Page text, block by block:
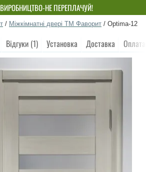
НЕ ПЕРЕПЛАЧУЙ!
/ Міжкімнатні двері ТМ Фаворит / Optima-12
Відгуки (1) Установка Доставка Оплата